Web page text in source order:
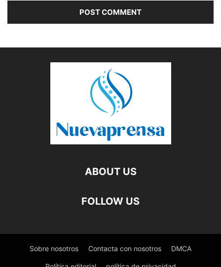
ABOUT US
FOLLOW US
Sobre nosotros Contacta con nosotros DMCA